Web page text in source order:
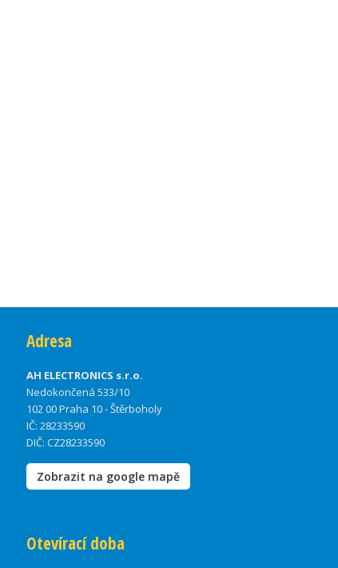
Adresa
AH ELECTRONICS s.r.o.
Nedokončená 533/10
102 00 Praha 10 - Štěrboholy
IČ: 28233590
DIČ: CZ28233590
Zobrazit na google mapě
Otevírací doba